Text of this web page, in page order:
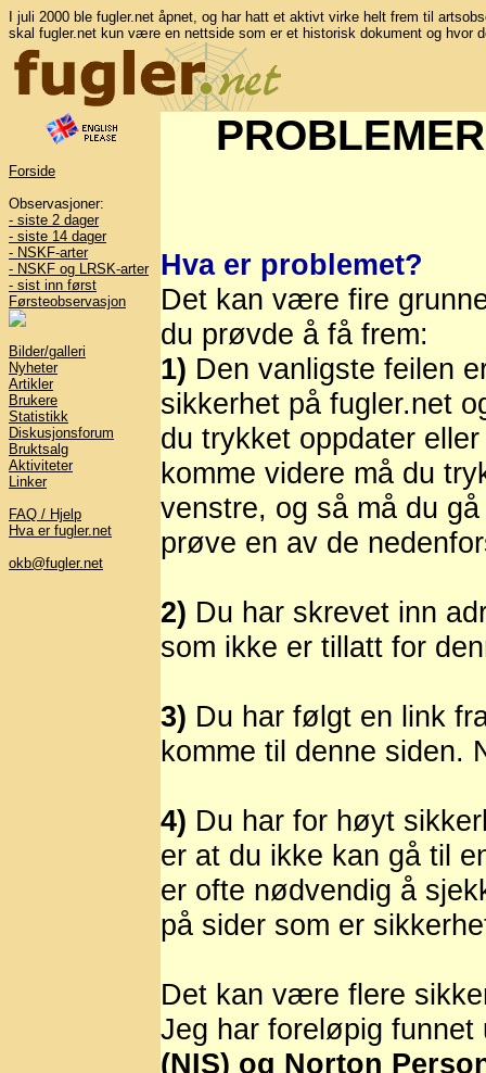
I juli 2000 ble fugler.net åpnet, og har hatt et aktivt virke helt frem til
skal fugler.net kun være en nettside som er et historisk dokument og hvor
Forside
Observasjoner:
- siste 2 dager
- siste 14 dager
- NSKF-arter
- NSKF og LRSK-arter
- sist inn først
Førsteobservasjon
Bilder/galleri
Nyheter
Artikler
Brukere
Statistikk
Diskusjonsforum
Bruktsalg
Aktiviteter
Linker
FAQ / Hjelp
Hva er fugler.net
okb@fugler.net
Hva er problemet?
Det kan være fire
du prøvde å få frem:
1) Den vanligste feilen
sikkerhet på fugler.net
du trykket oppdater
komme videre må du
venstre, og så må du
prøve en av de
2) Du har skrevet inn
som ikke er tillatt for
3) Du har følgt en link
komme til denne siden.
4) Du har for høyt
er at du ikke kan gå til
er ofte nødvendig å
på sider som er
Det kan være flere
Jeg har foreløpig
(NIS) og Norton